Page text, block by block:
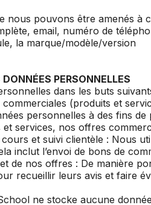
nous pouvons être amenés à
email, numéro de
la marque/modèle/version
PERSONNELLES
dans les buts
(produits et
personnelles à des fins
services, nos offres
et suivi clientèle : Nous
inclut l’envoi de bons de
de nos offres : De manière
recueillir leurs avis et faire
ne stocke aucune